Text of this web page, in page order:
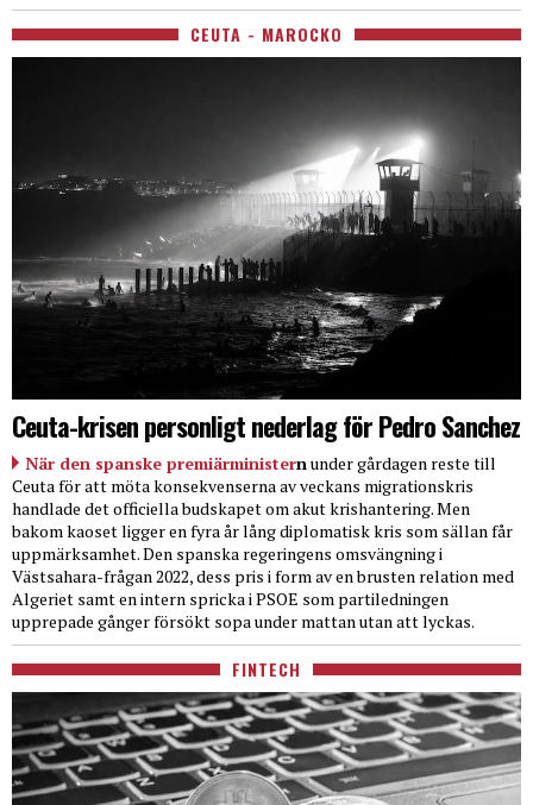
CEUTA - MAROCKO
Ceuta-krisen personligt nederlag för Pedro Sanchez
När den spanske premiärministern under gårdagen reste till
Ceuta för att möta konsekvenserna av veckans migrationskris
handlade det officiella budskapet om akut krishantering. Men
bakom kaoset ligger en fyra år lång diplomatisk kris som sällan får
uppmärksamhet. Den spanska regeringens omsvängning i
Västsahara-frågan 2022, dess pris i form av en brusten relation med
Algeriet samt en intern spricka i PSOE som partiledningen
upprepade gånger försökt sopa under mattan utan att lyckas.
FINTECH